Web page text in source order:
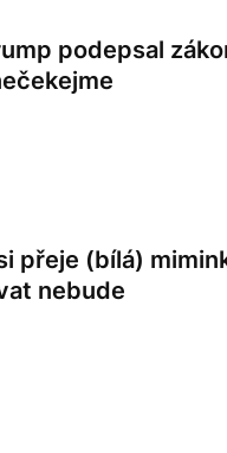
podepsal
přeje (bílá)
nebude